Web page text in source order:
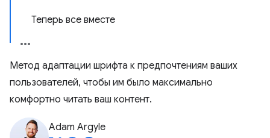
Теперь все вместе
Метод адаптации шрифта к предпочтениям ваших
пользователей, чтобы им было максимально
комфортно читать ваш контент.
Adam Argyle